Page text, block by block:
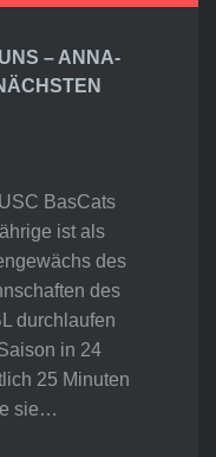
– ANNA-
BasCats
ist als
des
des
durchlaufen
in 24
25 Minuten
sie…